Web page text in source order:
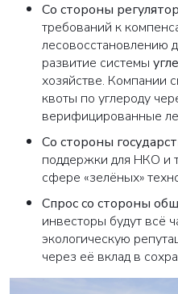
Со стороны
требований к
лесовосстановлению
развитие системы
хозяйстве. Компании
квоты по углероду
верифицированные
Со стороны
поддержки для НКО и
сфере «зелёных»
Спрос со стороны
инвесторы будут всё
экологическую
через её вклад в